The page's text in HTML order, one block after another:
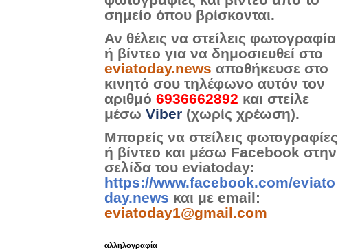
σημείο όπου βρίσκονται.
Αν θέλεις να στείλεις φωτογραφία
ή βίντεο για να δημοσιευθεί στο
eviatoday.news αποθήκευσε στο
κινητό σου τηλέφωνο αυτόν τον
αριθμό 6936662892 και στείλε
μέσω Viber (χωρίς χρέωση).
Μπορείς να στείλεις φωτογραφίες
ή βίντεο και μέσω Facebook στην
σελίδα του eviatoday:
https://www.facebook.com/eviato
day.news και με email:
eviatoday1@gmail.com
αλληλογραφία